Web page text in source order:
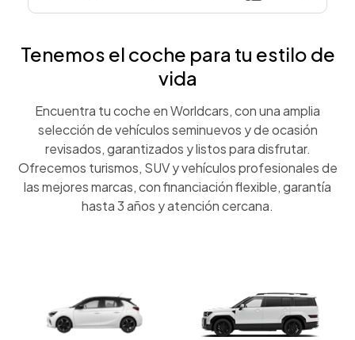
Tenemos el coche para tu estilo de
vida
Encuentra tu coche en Worldcars, con una amplia
selección de vehículos seminuevos y de ocasión
revisados, garantizados y listos para disfrutar.
Ofrecemos turismos, SUV y vehículos profesionales de
las mejores marcas, con financiación flexible, garantía
hasta 3 años y atención cercana.